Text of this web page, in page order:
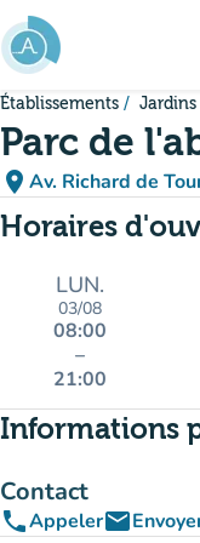
Aller au contenu
Établissements
Parc de
place Av. Richard de
Horaires
LUN.
03/08
08:00
–
21:00
Informations
Contact
phoneAppeleremail